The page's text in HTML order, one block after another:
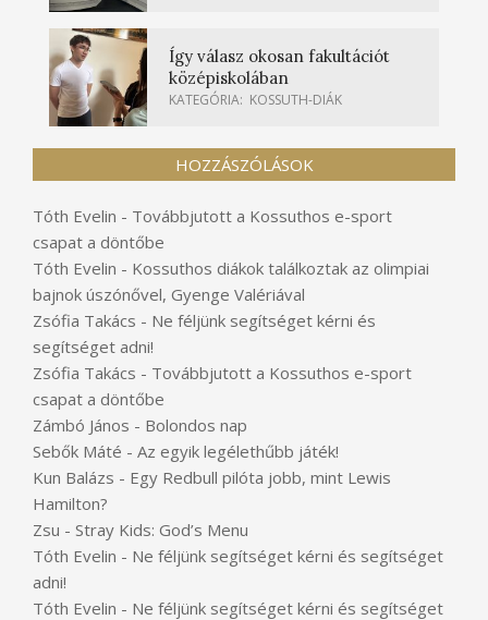
Így válasz okosan fakultációt
középiskolában
KATEGÓRIA: KOSSUTH-DIÁK
HOZZÁSZÓLÁSOK
Tóth Evelin - Továbbjutott a Kossuthos e-sport
csapat a döntőbe
Tóth Evelin - Kossuthos diákok találkoztak az olimpiai
bajnok úszónővel, Gyenge Valériával
Zsófia Takács - Ne féljünk segítséget kérni és
segítséget adni!
Zsófia Takács - Továbbjutott a Kossuthos e-sport
csapat a döntőbe
Zámbó János - Bolondos nap
Sebők Máté - Az egyik legélethűbb játék!
Kun Balázs - Egy Redbull pilóta jobb, mint Lewis
Hamilton?
Zsu - Stray Kids: God’s Menu
Tóth Evelin - Ne féljünk segítséget kérni és segítséget
adni!
Tóth Evelin - Ne féljünk segítséget kérni és segítséget